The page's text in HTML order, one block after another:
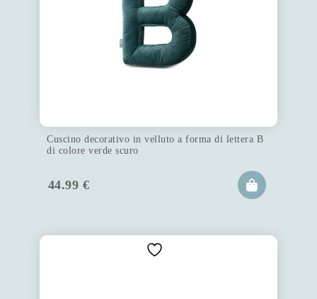
Cuscino decorativo in velluto a forma di lettera B
di colore verde scuro
44.99 €